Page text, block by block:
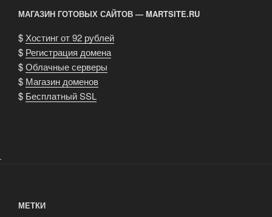
МАГАЗИН ГОТОВЫХ САЙТОВ — MARTSITE.RU
$ Хостинг от 92 рублей
$ Регистрация домена
$Облачные серверы
$ Магазин доменов
$ Бесплатный SSL
.
МЕТКИ